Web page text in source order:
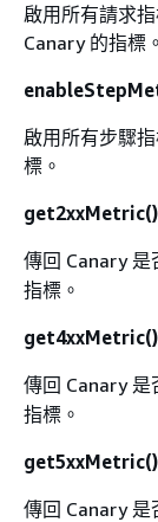
啟用所有請求
Canary 的指標。
啟用所有步驟
標。
get2xxMetric()
傳回 Canary 是
指標。
get4xxMetric()
傳回 Canary 是
指標。
get5xxMetric()
傳回 Canary 是